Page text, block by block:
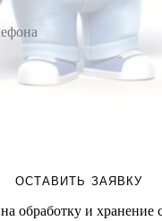
ОСТАВИТЬ ЗАЯВКУ
обработку и хранение